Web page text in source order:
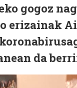
gogoz
erizainak
da